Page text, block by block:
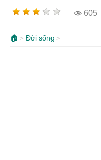
605
🏠 Đời sống